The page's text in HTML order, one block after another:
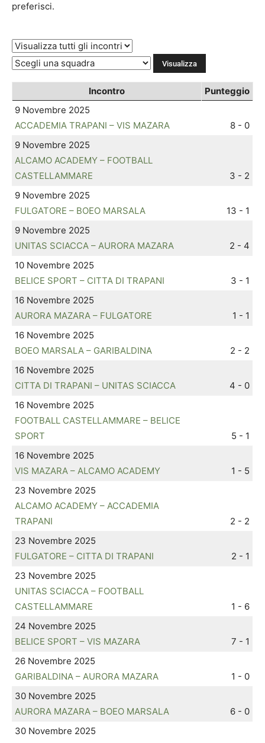
preferisci.
Incontro
Punteggio
9 Novembre 2025
ACCADEMIA TRAPANI – VIS MAZARA
8 - 0
9 Novembre 2025
ALCAMO ACADEMY – FOOTBALL
CASTELLAMMARE
3 - 2
9 Novembre 2025
FULGATORE – BOEO MARSALA
13 - 1
9 Novembre 2025
UNITAS SCIACCA – AURORA MAZARA
2 - 4
10 Novembre 2025
BELICE SPORT – CITTA DI TRAPANI
3 - 1
16 Novembre 2025
AURORA MAZARA – FULGATORE
1 - 1
16 Novembre 2025
BOEO MARSALA – GARIBALDINA
2 - 2
16 Novembre 2025
CITTA DI TRAPANI – UNITAS SCIACCA
4 - 0
16 Novembre 2025
FOOTBALL CASTELLAMMARE – BELICE
SPORT
5 - 1
16 Novembre 2025
VIS MAZARA – ALCAMO ACADEMY
1 - 5
23 Novembre 2025
ALCAMO ACADEMY – ACCADEMIA
TRAPANI
2 - 2
23 Novembre 2025
FULGATORE – CITTA DI TRAPANI
2 - 1
23 Novembre 2025
UNITAS SCIACCA – FOOTBALL
CASTELLAMMARE
1 - 6
24 Novembre 2025
BELICE SPORT – VIS MAZARA
7 - 1
26 Novembre 2025
GARIBALDINA – AURORA MAZARA
1 - 0
30 Novembre 2025
AURORA MAZARA – BOEO MARSALA
6 - 0
30 Novembre 2025